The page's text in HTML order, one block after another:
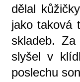
dělal
jako taková
skladeb.
slyšel v
poslechu